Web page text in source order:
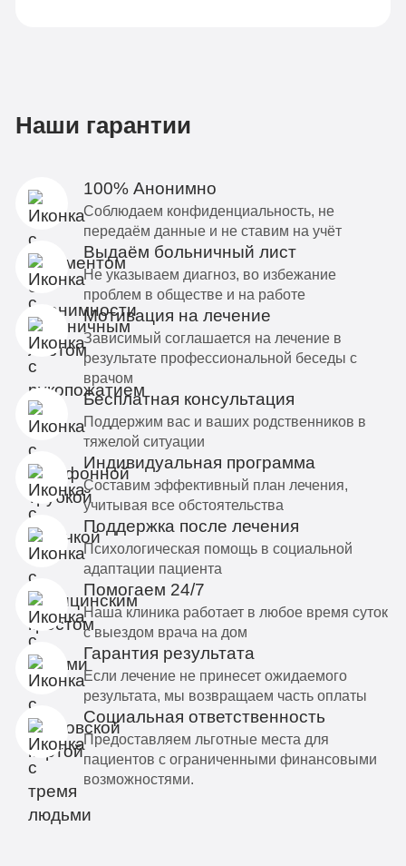
Наши гарантии
100% Анонимно
Соблюдаем конфиденциальность, не
передаём данные и не ставим на учёт
Выдаём больничный лист
Не указываем диагноз, во избежание
проблем в обществе и на работе
Мотивация на лечение
Зависимый соглашается на лечение в
результате профессиональной беседы с
врачом
Бесплатная консультация
Поддержим вас и ваших родственников в
тяжелой ситуации
Индивидуальная программа
Составим эффективный план лечения,
учитывая все обстоятельства
Поддержка после лечения
Психологическая помощь в социальной
адаптации пациента
Помогаем 24/7
Наша клиника работает в любое время суток
с выездом врача на дом
Гарантия результата
Если лечение не принесет ожидаемого
результата, мы возвращаем часть оплаты
Социальная ответственность
Предоставляем льготные места для
пациентов с ограниченными финансовыми
возможностями.